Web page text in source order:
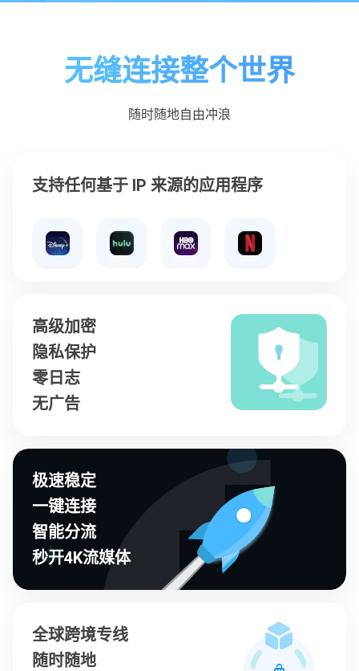
无缝连接整个世界
随时随地自由冲浪
支持任何基于 IP 来源的应用程序
高级加密
隐私保护
零日志
无广告
极速稳定
一键连接
智能分流
秒开4K流媒体
全球跨境专线
随时随地